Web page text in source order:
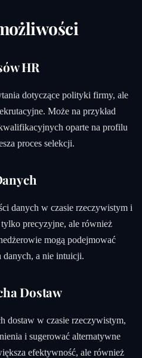
HR
dotyczące polityki firmy, ale
Może na przykład
oparte na profilu
proces selekcji.
danych w czasie rzeczywistym i
precyzyjne, ale również
mogą podejmować
danych, a nie intuicji.
Dostaw
dostaw w czasie rzeczywistym,
i sugerować alternatywne
efektywność, ale również